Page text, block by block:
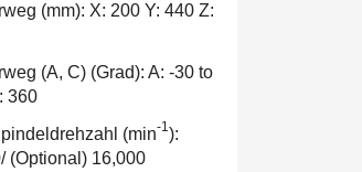
(mm): X: 200 Y: 440 Z:
(A, C) (Grad): A: -30 to
360
(min-1):
(Optional) 16,000